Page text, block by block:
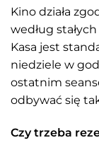
Kino działa
według
Kasa jest
niedziele w
ostatnim
odbywać się
Czy trzeba